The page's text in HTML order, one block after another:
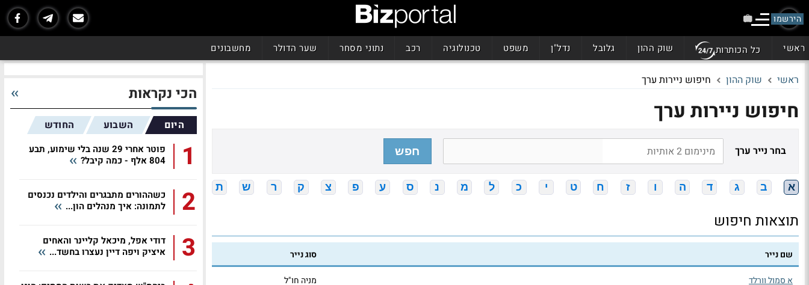
הירשמו
ראשי כל הכותרות שוק ההון גלובל נדל"ן משפט טכנולוגיה רכב נתוני מסחר שער הדולר מחשבונים
ראשי שוק ההון חיפוש ניירות ערך
חיפוש ניירות ערך
בחר נייר ערך חפש
א ב ג ד ה ו ז ח ט י כ ל מ נ ס ע פ צ ק ר ש ת
תוצאות חיפוש
שם נייר סוג נייר
א סמול וורלד מניה חו"ל
הכי נקראות
היום השבוע החודש
1
פוטר אחרי 29 שנה בלי שימוע, תבע
804 אלף - כמה קיבל?
2
כשההורים מתבגרים והילדים נכנסים
לתמונה: איך מנהלים הון...
3
דודי אפל, מיכאל קליינר והאחים
איציק ויפה דיין נעצרו בחשד...